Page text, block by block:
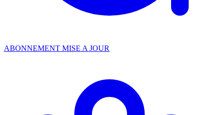
ABONNEMENT MISE A JOUR